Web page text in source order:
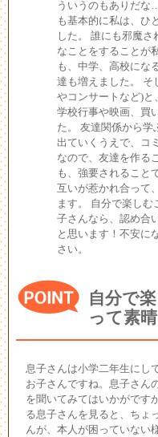
ういうのもありだな
も基本的に私は、ひ
した。 誰にも邪魔
なことをすることが
も、中学、高校にな
達も増えました。 そ
やコンサートなど)
学校行事や映画、買
た。 友達関係から学
出ていくうえで、コ
なので、友達を作る
も、強要されること
互いが惹かれ合って
ます。 自分で楽し
子さんなら、認め合
と思います！不安に
さい。
自分で
って素
息子さんは小学二年生にし
お子さんですね。息子さん
を聞いてみてはいかがです
る息子さんを見ると、ちょ
んが、本人が困っていない